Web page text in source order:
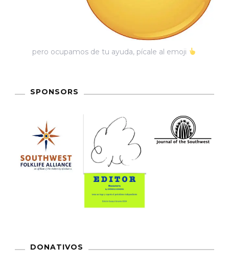
Vino
Del
pero ocupamos de tu ayuda, pícale al emoji
SPONSORS
DONATIVOS